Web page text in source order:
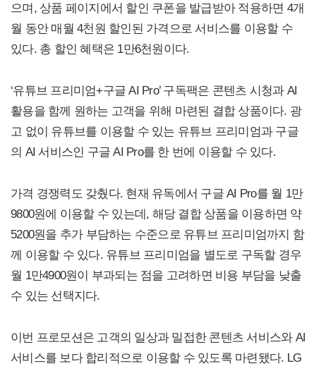
으며, 상품 페이지에서 할인 쿠폰을 발급받아 적용하면 4개
월 동안 매월 4천원 할인된 가격으로 서비스를 이용할 수
있다. 총 할인 혜택은 1만6천원이다.
‘유튜브 프리미엄+구글 AI Pro’ 구독팩은 콘텐츠 시청과 AI
활용을 함께 원하는 고객을 위해 마련된 결합 상품이다. 광
고 없이 유튜브를 이용할 수 있는 유튜브 프리미엄과 구글
의 AI 서비스인 구글 AI Pro를 한 번에 이용할 수 있다.
가격 경쟁력도 갖췄다. 현재 유독에서 구글 AI Pro를 월 1만
9800원에 이용할 수 있는데, 해당 결합 상품을 이용하면 약
5200원을 추가 부담하는 수준으로 유튜브 프리미엄까지 함
께 이용할 수 있다. 유튜브 프리미엄을 별도로 구독할 경우
월 1만4900원이 부과되는 점을 고려하면 비용 부담을 낮출
수 있는 선택지다.
이번 프로모션은 고객의 일상과 밀접한 콘텐츠 서비스와 AI
서비스를 보다 합리적으로 이용할 수 있도록 마련됐다. LG